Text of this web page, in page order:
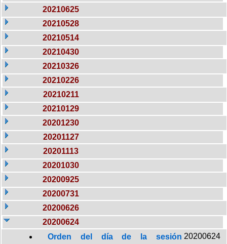
20210625
20210528
20210514
20210430
20210326
20210226
20210211
20210129
20201230
20201127
20201113
20201030
20200925
20200731
20200626
20200624
Orden del día de la sesión 20200624